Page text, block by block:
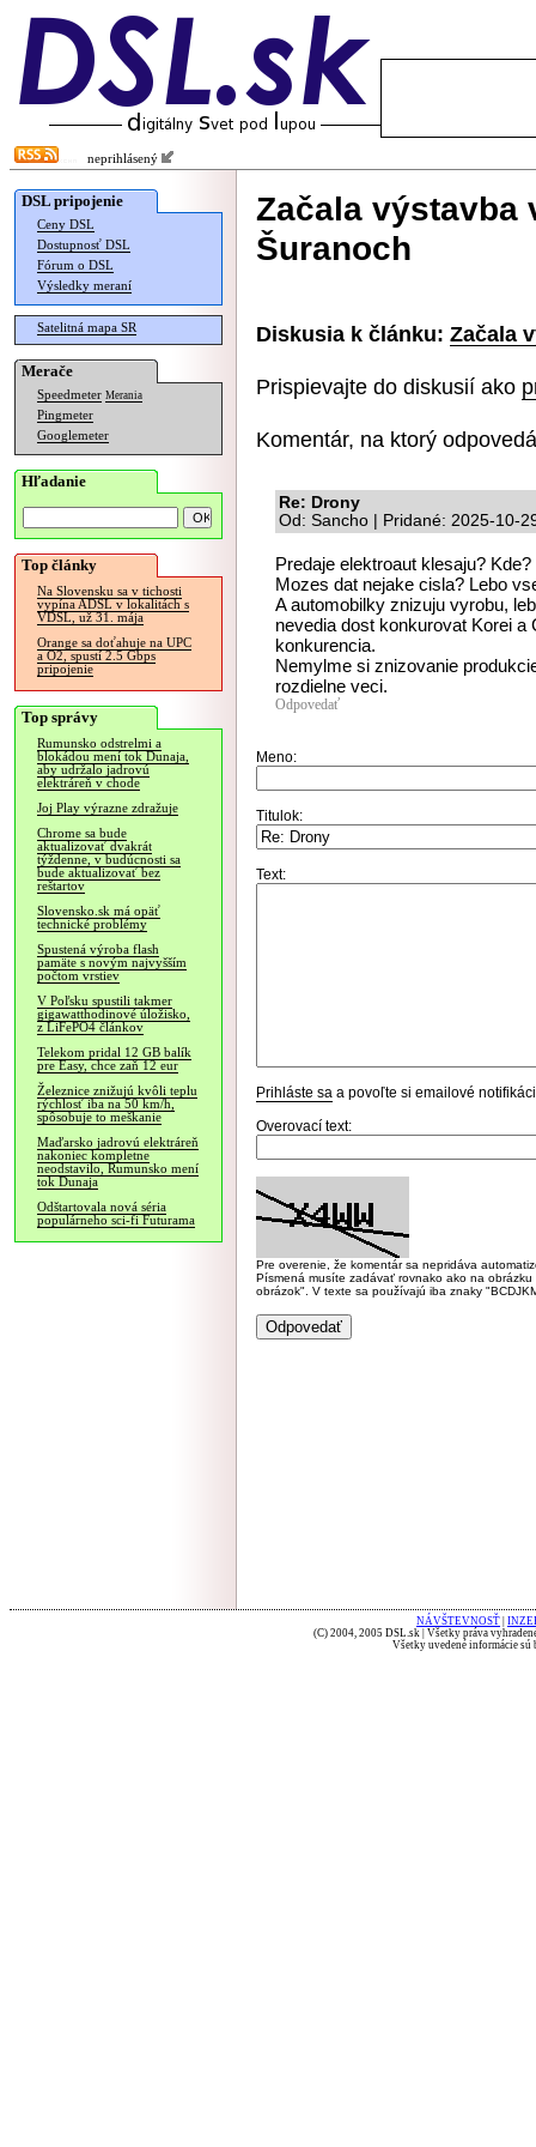
neprihlásený
DSL pripojenie
Ceny DSL
Dostupnosť DSL
Fórum o DSL
Výsledky meraní
Satelitná mapa SR
Merače
Speedmeter Merania
Pingmeter
Googlemeter
Hľadanie
Top články
Na Slovensku sa v tichosti
vypína ADSL v lokalitách s
VDSL, už 31. mája
Orange sa doťahuje na UPC
a O2, spustí 2.5 Gbps
pripojenie
Top správy
Rumunsko odstrelmi a
blokádou mení tok Dunaja,
aby udržalo jadrovú
elektráreň v chode
Joj Play výrazne zdražuje
Chrome sa bude
aktualizovať dvakrát
týždenne, v budúcnosti sa
bude aktualizovať bez
reštartov
Slovensko.sk má opäť
technické problémy
Spustená výroba flash
pamäte s novým najvyšším
počtom vrstiev
V Poľsku spustili takmer
gigawatthodinové úložisko,
z LiFePO4 článkov
Telekom pridal 12 GB balík
pre Easy, chce zaň 12 eur
Železnice znižujú kvôli teplu
rýchlosť iba na 50 km/h,
spôsobuje to meškanie
Maďarsko jadrovú elektráreň
nakoniec kompletne
neodstavilo, Rumunsko mení
tok Dunaja
Odštartovala nová séria
populárneho sci-fi Futurama
Začala výstavba
Šuranoch
Diskusia k článku: Začala
Prispievajte do diskusií ako
Komentár, na ktorý
Re: Drony
Od: Sancho | Pridané: 2025-10-
Predaje elektroaut klesaju? Kde?
Mozes dat nejake cisla? Lebo
A automobilky znizuju vyrobu,
nevedia dost konkurovat Korei a
konkurencia.
Nemylme si znizovanie
rozdielne veci.
Odpovedať
Meno:
Titulok:
Text:
Prihláste sa a povoľte si emailové
Overovací text:
Pre overenie, že komentár sa nepridáva
Písmená musíte zadávať rovnako ako na
obrázok". V texte sa používajú iba znaky
NÁVŠTEVNOSŤ
(C) 2004, 2005 DSL.sk | Všetky práva
Všetky uvedené informácie sú